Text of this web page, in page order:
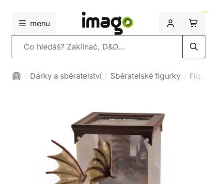
menu
Vyhledávání
Dárky a sběratelství Sběratelské figurky